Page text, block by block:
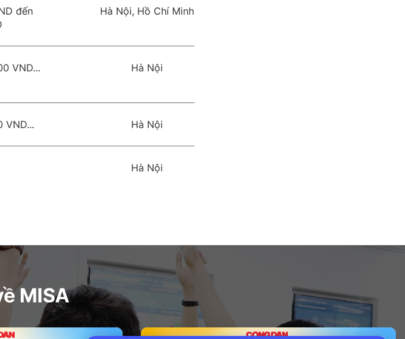
đến
Hà Nội, Hồ Chí Minh
VND... Hà Nội
VND... Hà Nội
Hà Nội
MISA